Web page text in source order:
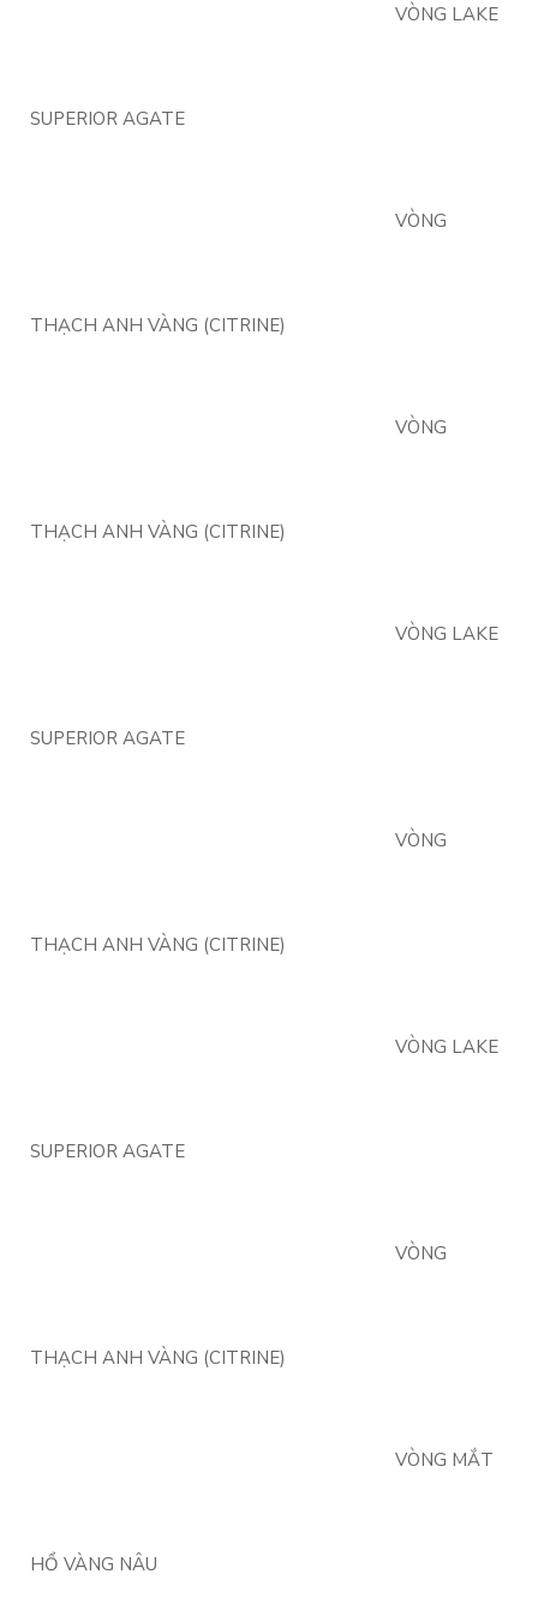
VÒNG LAKE
SUPERIOR AGATE
VÒNG
THẠCH ANH VÀNG (CITRINE)
VÒNG
THẠCH ANH VÀNG (CITRINE)
VÒNG LAKE
SUPERIOR AGATE
VÒNG
THẠCH ANH VÀNG (CITRINE)
VÒNG LAKE
SUPERIOR AGATE
VÒNG
THẠCH ANH VÀNG (CITRINE)
VÒNG MẮT
HỔ VÀNG NÂU